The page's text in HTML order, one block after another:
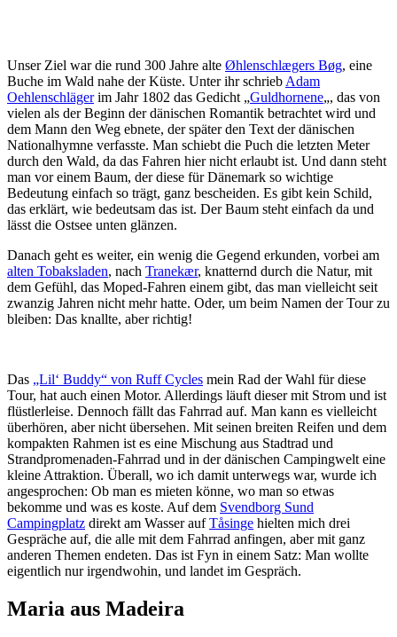
Unser Ziel war die rund 300 Jahre alte Øhlenschlægers Bøg, eine
Buche im Wald nahe der Küste. Unter ihr schrieb Adam
Oehlenschlägerim Jahr 1802 das Gedicht „Guldhornene„, das von
vielen als der Beginn der dänischen Romantik betrachtet wird und
dem Mann den Weg ebnete, der später den Text der dänischen
Nationalhymne verfasste. Man schiebt die Puch die letzten Meter
durch den Wald, da das Fahren hier nicht erlaubt ist. Und dann steht
man vor einem Baum, der diese für Dänemark so wichtige
Bedeutung einfach so trägt, ganz bescheiden. Es gibt kein Schild,
das erklärt, wie bedeutsam das ist. Der Baum steht einfach da und
lässt die Ostsee unten glänzen.
Danach geht es weiter, ein wenig die Gegend erkunden, vorbei am
alten Tobaksladen, nach Tranekær, knatternd durch die Natur, mit
dem Gefühl, das Moped-Fahren einem gibt, das man vielleicht seit
zwanzig Jahren nicht mehr hatte. Oder, um beim Namen der Tour zu
bleiben: Das knallte, aber richtig!
Das „Lil‘ Buddy“ von Ruff Cycles mein Rad der Wahl für diese
Tour, hat auch einen Motor. Allerdings läuft dieser mit Strom und ist
flüstlerleise. Dennoch fällt das Fahrrad auf. Man kann es vielleicht
überhören, aber nicht übersehen. Mit seinen breiten Reifen und dem
kompakten Rahmen ist es eine Mischung aus Stadtrad und
Strandpromenaden-Fahrrad und in der dänischen Campingwelt eine
kleine Attraktion. Überall, wo ich damit unterwegs war, wurde ich
angesprochen: Ob man es mieten könne, wo man so etwas
bekomme und was es koste. Auf dem Svendborg Sund
Campingplatz direkt am Wasser aufTåsinge hielten mich drei
Gespräche auf, die alle mit dem Fahrrad anfingen, aber mit ganz
anderen Themen endeten. Das ist Fyn in einem Satz: Man wollte
eigentlich nur irgendwohin, und landet im Gespräch.
Maria aus Madeira